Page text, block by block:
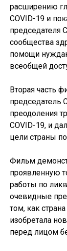
расширению
COVID-19 и
председателя
сообщества
помощи
всеобщей
Вторая часть
председатель
преодоления
COVID-19, и
цели страны
Фильм
проявленную
работы по
очевидные
том, как
изобретала
перед лицом